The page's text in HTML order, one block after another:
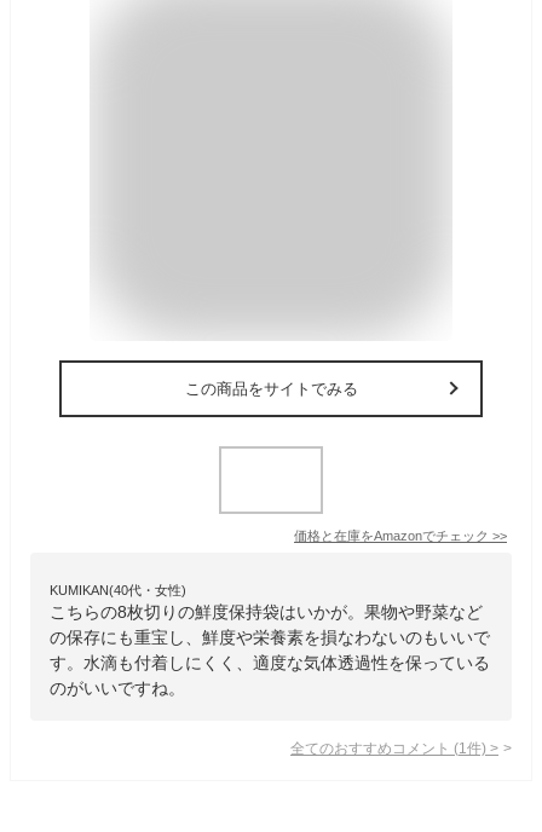
この商品をサイトでみる
価格と在庫をAmazonでチェック >>
KUMIKAN(40代・女性)
こちらの8枚切りの鮮度保持袋はいかが。果物や野菜など
の保存にも重宝し、鮮度や栄養素を損なわないのもいいで
す。水滴も付着しにくく、適度な気体透過性を保っている
のがいいですね。
全てのおすすめコメント (1 件) >